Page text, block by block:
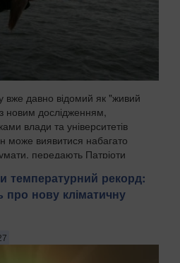
вже давно відомий як "живий
новим дослідженням,
влади та університетів
може виявитися набагато
передають Патріоти
температурний рекорд:
про нову кліматичну